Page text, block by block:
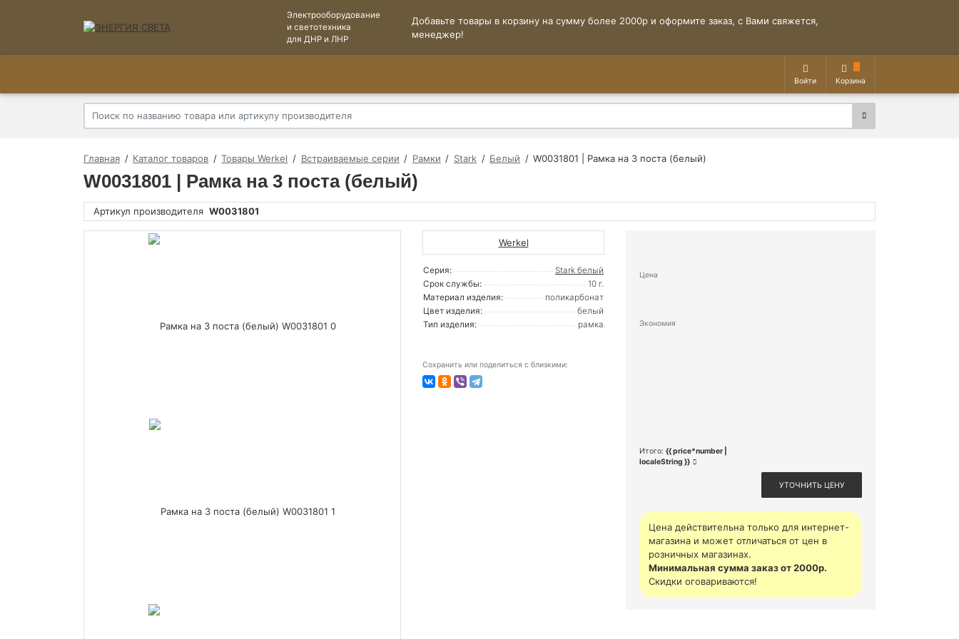
Электрооборудование
и светотехника
для ДНР и ЛНР
Добавьте товары в корзину на сумму более 2000р и оформите заказ, с Вами свяжется,
менеджер!
Войти Корзина
Главная Каталог товаров Товары Werkel Встраиваемые серии Рамки Stark Белый W0031801 | Рамка на 3 поста (белый)
W0031801 | Рамка на 3 поста (белый)
Артикул производителя W0031801
Werkel
Серия:
Stark белый
Срок службы:
10 г.
Материал изделия:
поликарбонат
Цвет изделия:
белый
Тип изделия:
рамка
Сохранить или поделиться с близкими:
Цена
Экономия
Итого: {{ price*number |
localeString }}
УТОЧНИТЬ ЦЕНУ
Цена действительна только для интернет-
магазина и может отличаться от цен в
розничных магазинах.
Минимальная сумма заказ от 2000р.
Скидки оговариваются!